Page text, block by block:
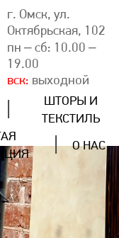
г. Омск, ул.
Октябрьская, 102
пн – сб: 10.00 –
19.00
вск: выходной
ШТОРЫ И
ТЕКСТИЛЬ
О НАС